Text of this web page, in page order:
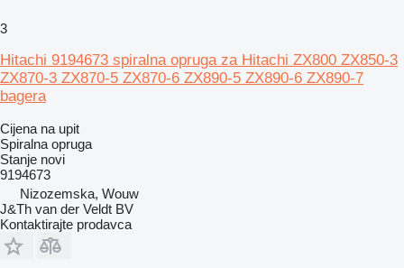
3
Hitachi 9194673 spiralna opruga za Hitachi ZX800 ZX850-3
ZX870-3 ZX870-5 ZX870-6 ZX890-5 ZX890-6 ZX890-7
bagera
Cijena na upit
Spiralna opruga
Stanje novi
9194673
Nizozemska, Wouw
J&Th van der Veldt BV
Kontaktirajte prodavca